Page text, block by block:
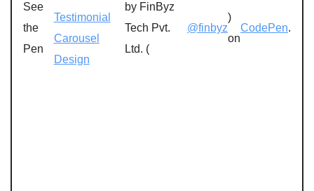
See
the
Pen
Testimonial
Carousel
Design
by FinByz
Tech Pvt.
Ltd. (
@finbyz
)
on
CodePen.